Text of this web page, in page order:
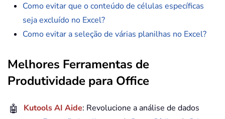
Como evitar que o conteúdo de células específicas
seja excluído no Excel?
Como evitar a seleção de várias planilhas no Excel?
Melhores Ferramentas de
Produtividade para Office
🤖 Kutools AI Aide: Revolucione a análise de dados